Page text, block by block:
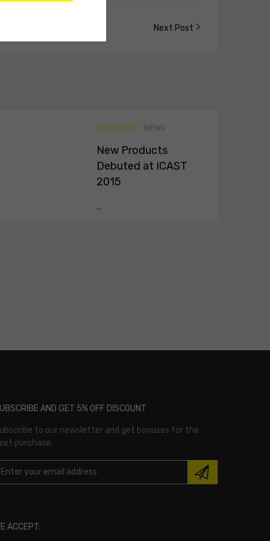
Next Post
07/21/2015 NEWS
New Products
Debuted at ICAST
2015
...
AND GET 5% OFF DISCOUNT
to our newsletter and get bonuses for the
purchase.
ACCEPT: